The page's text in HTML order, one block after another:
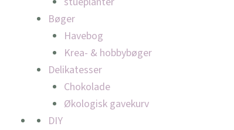
Bøger
Havebog
Krea- & hobbybøger
Delikatesser
Chokolade
Økologisk gavekurv
DIY